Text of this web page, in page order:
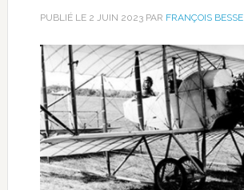
PUBLIÉ LE 2 JUIN 2023PAR FRANÇOIS BESSE